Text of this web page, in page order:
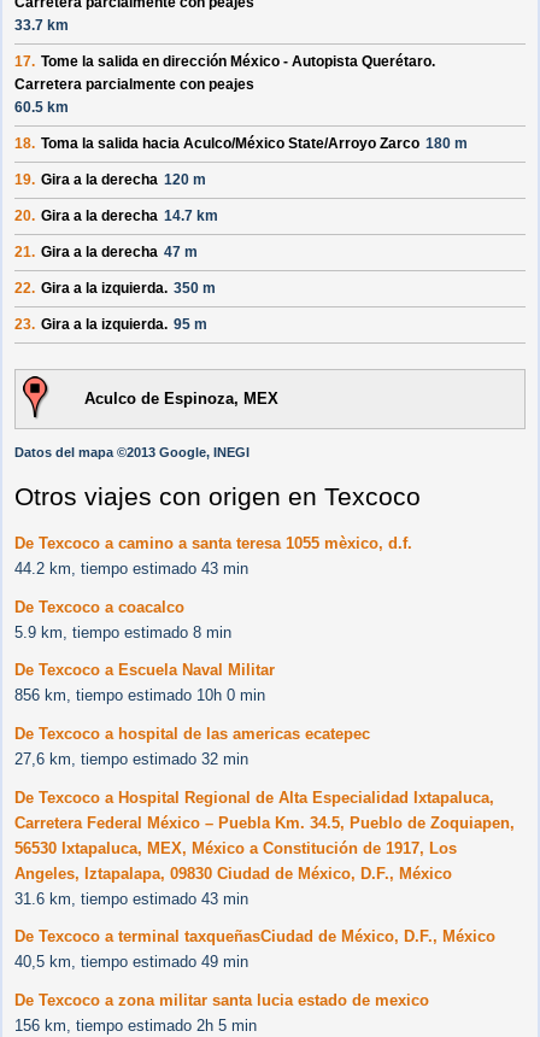
33.7 km
17. Tome la salida en dirección México - Autopista Querétaro.
Carretera parcialmente con peajes
60.5 km
18. Toma la salida hacia Aculco/México State/Arroyo Zarco 180 m
19. Gira a la derecha 120 m
20. Gira a la derecha 14.7 km
21. Gira a la derecha 47 m
22. Gira a la izquierda. 350 m
23. Gira a la izquierda. 95 m
Aculco de Espinoza, MEX
Datos del mapa ©2013 Google, INEGI
Otros viajes con origen en Texcoco
De Texcoco a camino a santa teresa 1055 mèxico, d.f.
44.2 km, tiempo estimado 43 min
De Texcoco a coacalco
5.9 km, tiempo estimado 8 min
De Texcoco a Escuela Naval Militar
856 km, tiempo estimado 10h 0 min
De Texcoco a hospital de las americas ecatepec
27,6 km, tiempo estimado 32 min
De Texcoco a Hospital Regional de Alta Especialidad Ixtapaluca,
Carretera Federal México – Puebla Km. 34.5, Pueblo de Zoquiapen,
56530 Ixtapaluca, MEX, México a Constitución de 1917, Los
Angeles, Iztapalapa, 09830 Ciudad de México, D.F., México
31.6 km, tiempo estimado 43 min
De Texcoco a terminal taxqueñasCiudad de México, D.F., México
40,5 km, tiempo estimado 49 min
De Texcoco a zona militar santa lucia estado de mexico
156 km, tiempo estimado 2h 5 min